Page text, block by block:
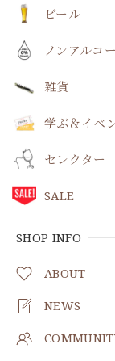
ビール
ノンアルコ
雑貨
学ぶ＆イベ
セレクター
SALE
SHOP INFO
ABOUT
NEWS